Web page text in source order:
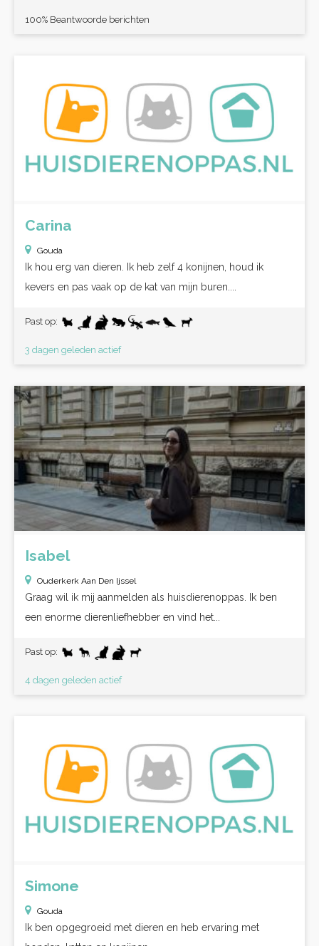
100% Beantwoorde berichten
Carina
Gouda
Ik hou erg van dieren. Ik heb zelf 4 konijnen, houd ik
kevers en pas vaak op de kat van mijn buren....
Past op:
3 dagen geleden actief
Isabel
Ouderkerk Aan Den Ijssel
Graag wil ik mij aanmelden als huisdierenoppas. Ik ben
een enorme dierenliefhebber en vind het...
Past op:
4 dagen geleden actief
Simone
Gouda
Ik ben opgegroeid met dieren en heb ervaring met